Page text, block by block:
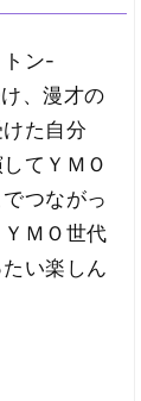
ン-
、漫才の
た自分
てＹＭＯ
つながっ
ＭＯ世代
い楽しん